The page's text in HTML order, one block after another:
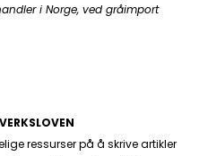
i Norge, ved gråimport
ressurser på å skrive artikler